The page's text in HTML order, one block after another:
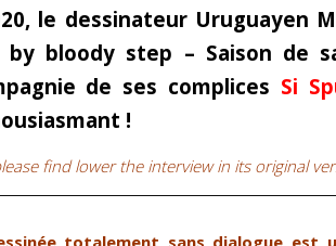
le dessinateur Uruguayen
bloody step – Saison de
de ses complices Si
!
find lower the interview in its original
totalement sans dialogue est